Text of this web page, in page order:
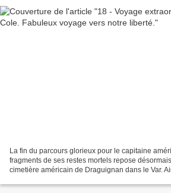
La fin du parcours glorieux pour le capitaine
fragments de ses restes mortels repose
cimetière américain de Draguignan dans le Var.